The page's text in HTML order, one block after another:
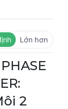
Lớn hơn
2